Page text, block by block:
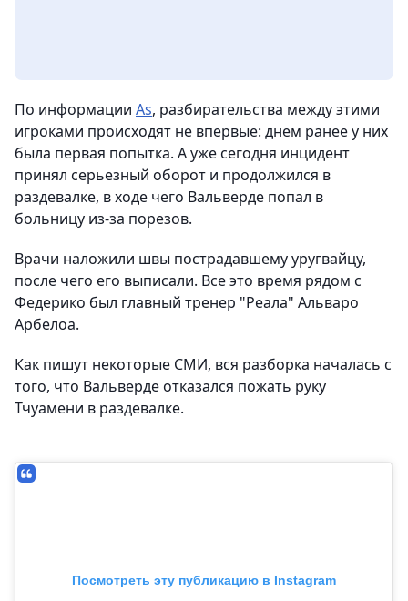
По информации As, разбирательства между этими
игроками происходят не впервые: днем ранее у них
была первая попытка. А уже сегодня инцидент
принял серьезный оборот и продолжился в
раздевалке, в ходе чего Вальверде попал в
больницу из-за порезов.
Врачи наложили швы пострадавшему уругвайцу,
после чего его выписали. Все это время рядом с
Федерико был главный тренер "Реала" Альваро
Арбелоа.
Как пишут некоторые СМИ, вся разборка началась с
того, что Вальверде отказался пожать руку
Тчуамени в раздевалке.
Посмотреть эту публикацию в Instagram